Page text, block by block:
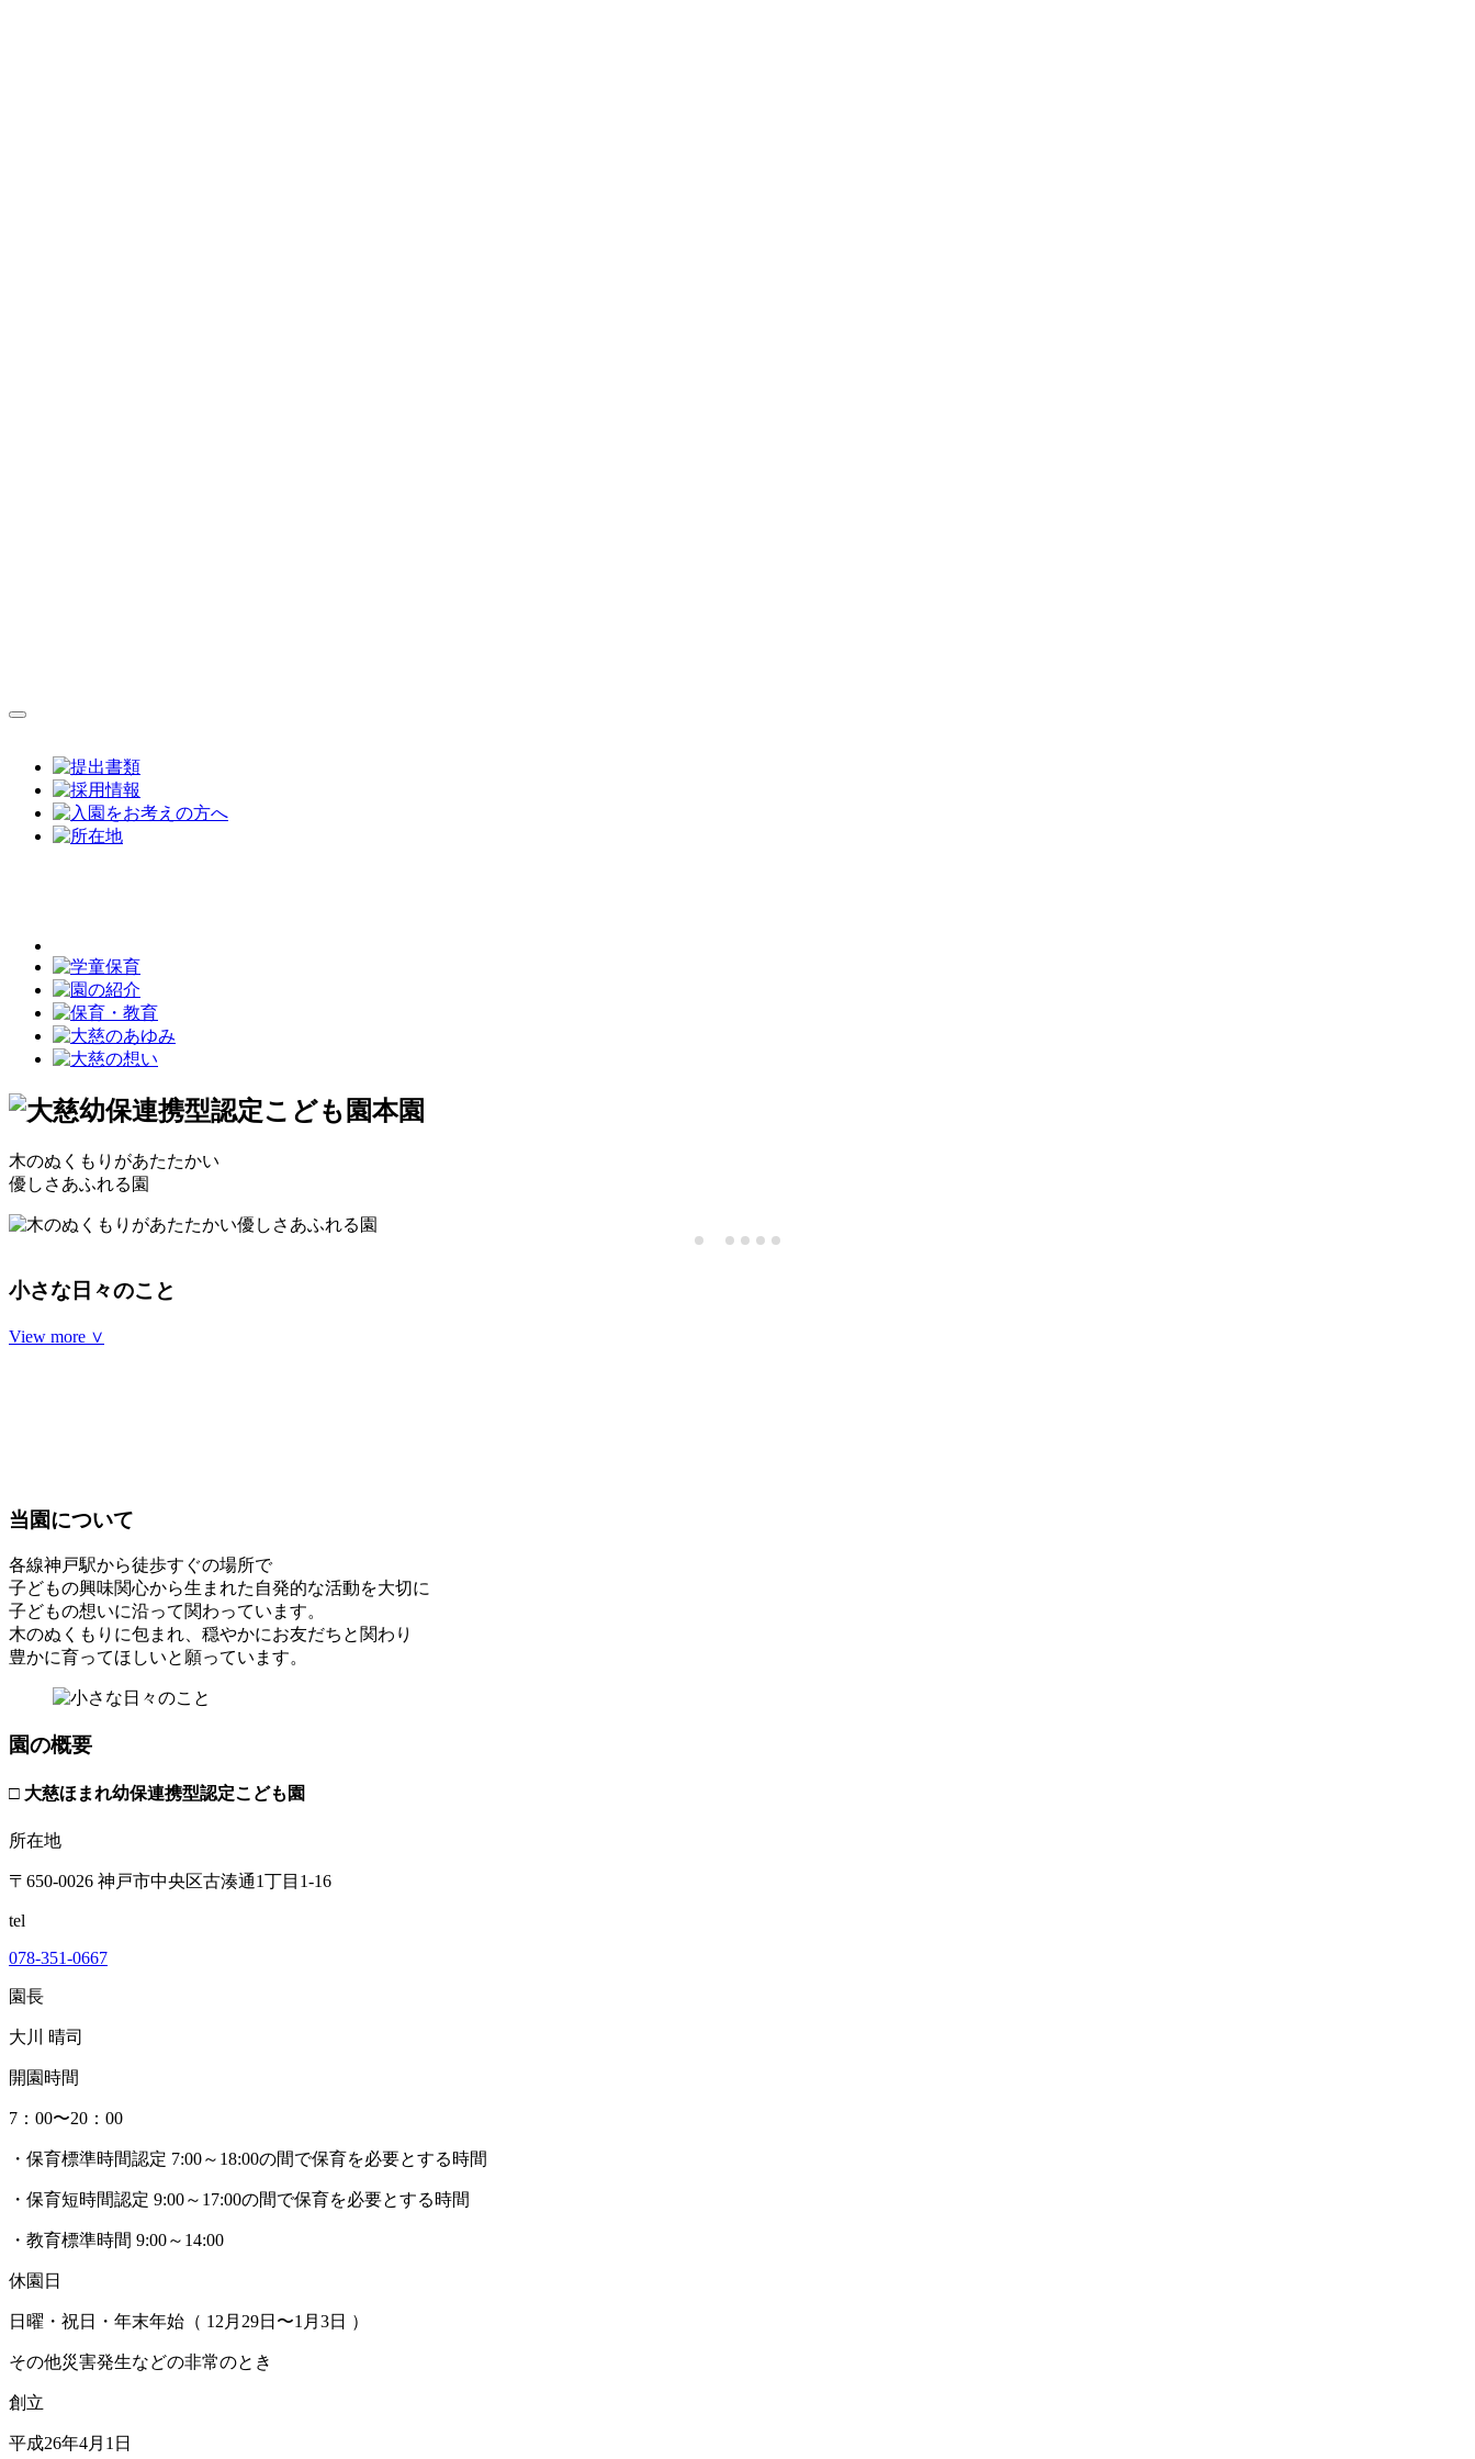
木のぬくもりがあたたかい
優しさあふれる園
小さな日々のこと
View more ∨
当園について
各線神戸駅から徒歩すぐの場所で
子どもの興味関心から生まれた自発的な活動を大切に
子どもの想いに沿って関わっています。
木のぬくもりに包まれ、穏やかにお友だちと関わり
豊かに育ってほしいと願っています。
園の概要
□ 大慈ほまれ幼保連携型認定こども園
所在地
〒650-0026 神戸市中央区古湊通1丁目1-16
tel
078-351-0667
園長
大川 晴司
開園時間
7：00〜20：00
・保育標準時間認定 7:00～18:00の間で保育を必要とする時間
・保育短時間認定 9:00～17:00の間で保育を必要とする時間
・教育標準時間 9:00～14:00
休園日
日曜・祝日・年末年始（ 12月29日〜1月3日 ）
その他災害発生などの非常のとき
創立
平成26年4月1日